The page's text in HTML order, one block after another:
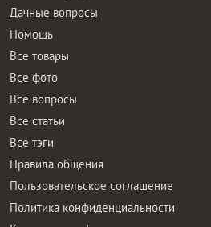
Дачные вопросы
Помощь
Все товары
Все фото
Все вопросы
Все статьи
Все тэги
Правила общения
Пользовательское соглашение
Политика конфиденциальности